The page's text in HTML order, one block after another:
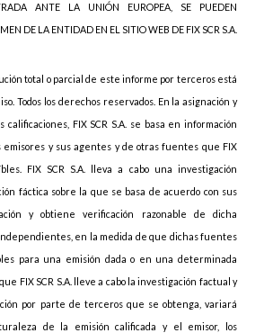
ANTE LA UNIÓN EUROPEA, SE PUEDEN
DE LA ENTIDAD EN EL SITIO WEB DE FIX SCR S.A.
total o parcial de este informe por terceros está
Todos los derechos reservados. En la asignación y
FIX SCR S.A. se basa en información
y sus agentes y de otras fuentes que FIX
FIX SCR S.A. lleva a cabo una investigación
fáctica sobre la que se basa de acuerdo con sus
y obtiene verificación razonable de dicha
en la medida de que dichas fuentes
para una emisión dada o en una determinada
FIX SCR S.A. lleve a cabo la investigación factual y
por parte de terceros que se obtenga, variará
de la emisión calificada y el emisor, los